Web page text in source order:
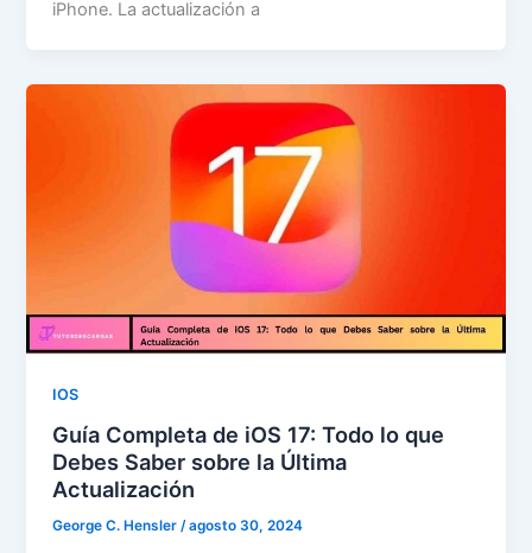
iPhone. La actualización a
IOS
Guía Completa de iOS 17: Todo lo que
Debes Saber sobre la Última
Actualización
George C. Hensler/agosto 30, 2024